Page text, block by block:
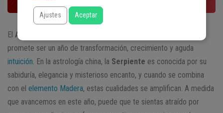
El Año Nuevo Chino 2025
promete ser un año de transformación, crecimiento y aguda
intuición . En la astrología china, la Serpiente es conocida por su
sabiduría, elegancia y misterioso encanto, y cuando se combina
con el elemento Madera, estas cualidades se amplifican. A medida
que avancemos en este año, puede que te sientas atraído por
Ajustes Aceptar